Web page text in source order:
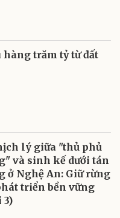
hàng trăm tỷ từ đất
lý giữa "thủ phủ
và sinh kế dưới tán
ở Nghệ An: Giữ rừng
triển bền vững
3)